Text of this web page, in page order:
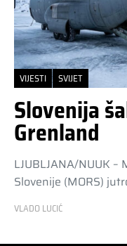
VIJESTI SVIJET
Slovenija
Grenland
LJUBLJANA/NUUK
Slovenije (MORS)
VLADO LUCIĆ